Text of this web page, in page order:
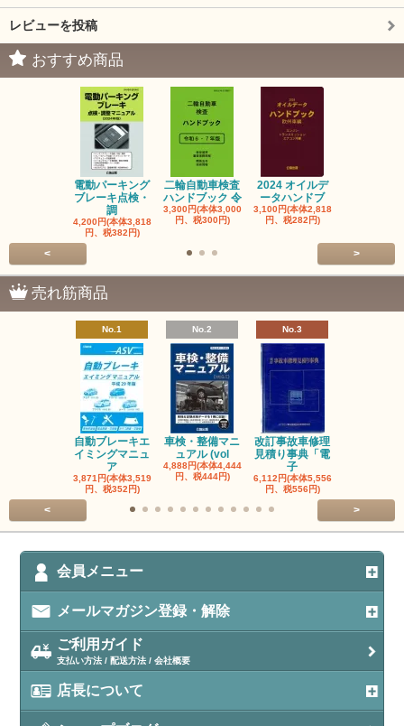
レビューを投稿
おすすめ商品
電動パーキング
ブレーキ点検・
調
4,200円(本体3,818
円、税382円)
二輪自動車検査
ハンドブック 令
3,300円(本体3,000
円、税300円)
2024 オイルデ
ータハンドブ
3,100円(本体2,818
円、税282円)
< >
売れ筋商品
No.1
自動ブレーキエ
イミングマニュ
ア
3,871円(本体3,519
円、税352円)
No.2
車検・整備マニ
ュアル (vol
4,888円(本体4,444
円、税444円)
No.3
改訂事故車修理
見積り事典「電
子
6,112円(本体5,556
円、税556円)
< >
会員メニュー
メールマガジン登録・解除
ご利用ガイド
支払い方法 / 配送方法 / 会社概要
店長について